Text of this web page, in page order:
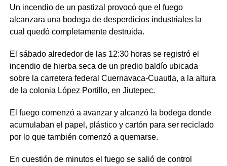
Un incendio de un pastizal provocó que el fuego
alcanzara una bodega de desperdicios industriales la
cual quedó completamente destruida.
El sábado alrededor de las 12:30 horas se registró el
incendio de hierba seca de un predio baldío ubicada
sobre la carretera federal Cuernavaca-Cuautla, a la altura
de la colonia López Portillo, en Jiutepec.
El fuego comenzó a avanzar y alcanzó la bodega donde
acumulaban el papel, plástico y cartón para ser reciclado
por lo que también comenzó a quemarse.
En cuestión de minutos el fuego se salió de control